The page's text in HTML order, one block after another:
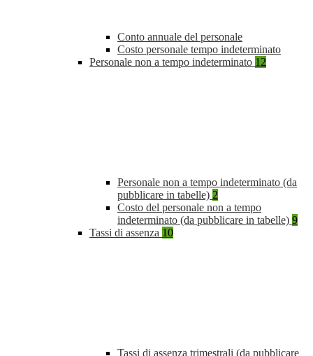
Conto annuale del personale
Costo personale tempo indeterminato
Personale non a tempo indeterminato 12
Personale non a tempo indeterminato (da
pubblicare in tabelle) 2
Costo del personale non a tempo
indeterminato (da pubblicare in tabelle) 9
Tassi di assenza 10
Tassi di assenza trimestrali (da pubblicare